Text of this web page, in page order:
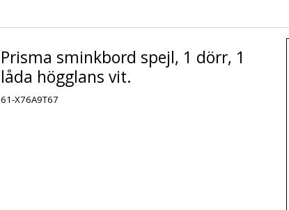
Prisma sminkbord spejl, 1 dörr, 1
låda högglans vit.
61-X76A9T67